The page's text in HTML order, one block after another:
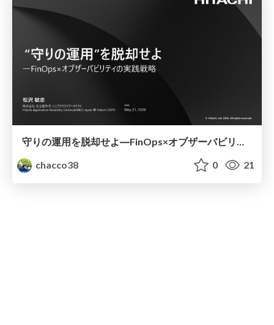
守りの運用を脱却せよ―FinOps×オブザーバビリティの実践戦略
chacco38
0 21